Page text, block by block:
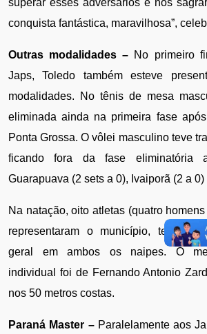
superar esses adversários e nos
conquista fantástica, maravilhosa”,
Outras modalidades – No primeiro
Japs, Toledo também esteve
modalidades. No tênis de mesa
eliminada ainda na primeira fase
Ponta Grossa. O vôlei masculino teve
ficando fora da fase eliminatória
Guarapuava (2 sets a 0), Ivaiporã (2 a
Na natação, oito atletas (quatro
representaram o município,
geral em ambos os naipes. O
individual foi de Fernando Antonio
nos 50 metros costas.
Paraná Master – Paralelamente aos